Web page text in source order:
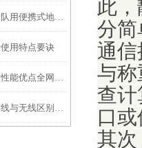
查超载用地磅（交通队用便携式地磅）
用特点要诀
钢材缓冲地磅秤特点性能优点全网分享
便携式汽车电子秤有线与无线区别以及便携式汽车衡保养措施
此
分简
通
与称
查
口
其次